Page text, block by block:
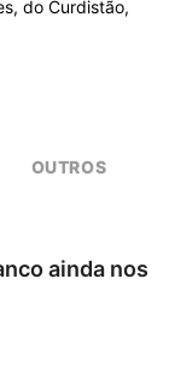
do Curdistão,
OUTROS
ainda nos